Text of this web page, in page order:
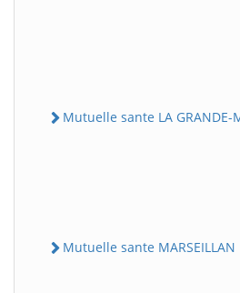
Mutuelle sante LA GRANDE-
Mutuelle sante MARSEILLAN